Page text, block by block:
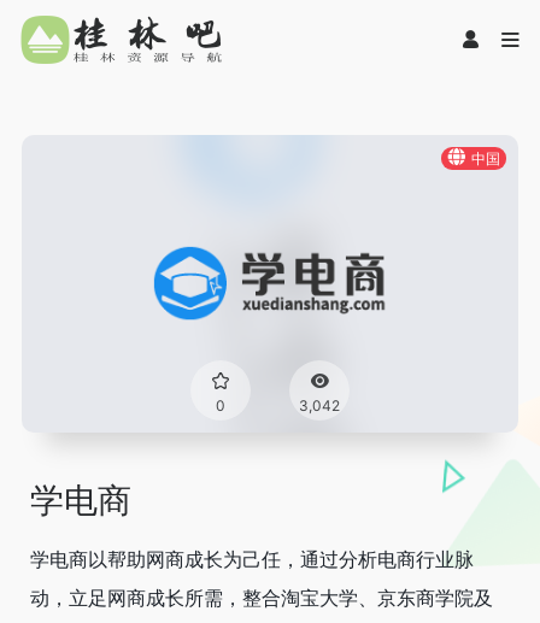
中国
0 3,042
学电商
学电商以帮助网商成长为己任，通过分析电商行业脉
动，立足网商成长所需，整合淘宝大学、京东商学院及